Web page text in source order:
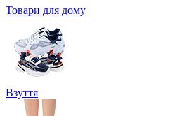
Товари для дому
Взуття